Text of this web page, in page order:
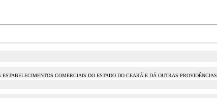
COMERCIAIS DO ESTADO DO CEARÁ E DÁ OUTRAS PROVIDÊNCIAS.